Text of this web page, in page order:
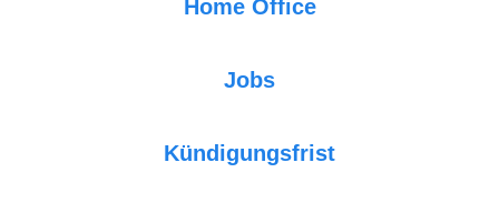
Home Office
Jobs
Kündigungsfrist